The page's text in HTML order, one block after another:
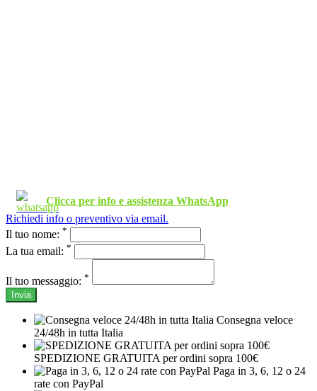
Clicca per info e assistenza WhatsApp
Richiedi info o preventivo via email.
Il tuo nome: *
La tua email: *
Il tuo messaggio: *
Invia
Consegna veloce
24/48h in tutta Italia
SPEDIZIONE GRATUITA per ordini sopra 100€
Paga in 3, 6, 12 o 24
rate con PayPal